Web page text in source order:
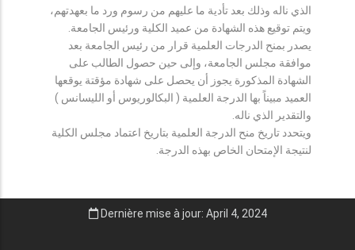
الذي ناله وذلك بعد تأدية ما عليهم من رسوم ورد ما بعهدتهم،
ويتم توقيع هذه الشهادة من عميد الكلية ورئيس الجامعة.
يصدر بمنح الدرجات العلمية قرار من رئيس الجامعة بعد
موافقة مجلس الجامعة، وإلى حين حصول الطالب على
الشهادة المذكورة يجوز أن يحصل على شهادة مؤقتة يوقعها
العميد مبيناً بها الدرجة العلمية ( البكالوريوس أو الليسانس )
والتقدير الذي ناله.
ويتحدد تاريخ منح الدرجة العلمية بتاريخ اعتماد مجلس الكلية
لنتيجة الإمتحان الخاص بهذه الدرجة.
Dernière mise à jour: April 4, 2024